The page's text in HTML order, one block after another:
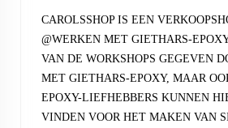
CAROLSSHOP IS EEN
@WERKEN MET GIETHARS-
VAN DE WORKSHOPS GEGEVEN
MET GIETHARS-EPOXY, MAAR
EPOXY-LIEFHEBBERS KUNNEN
VINDEN VOOR HET MAKEN VAN